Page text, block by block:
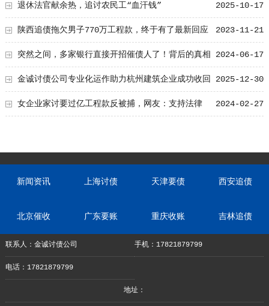
2025-10-17
退休法官献余热，追讨农民工“血汗钱”
2023-11-21
陕西追债拖欠男子770万工程款，终于有了最新回应
2024-06-17
突然之间，多家银行直接开招催债人了！背后的真相
让人难过… 2025-12-30
金诚讨债公司专业化运作助力杭州建筑企业成功收回
欠款，高效服务赢得客户信赖 2024-02-27
女企业家讨要过亿工程款反被捕，网友：支持法律
新闻资讯 上海讨债 天津要债 西安追债
北京催收 广东要账 重庆收账 吉林追债
联系人：金诚讨债公司 手机：17821879799
电话：17821879799
地址：